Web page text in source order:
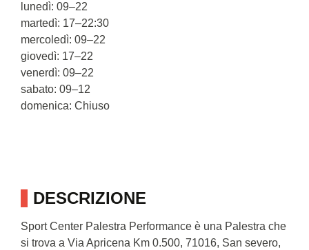
DESCRIZIONE
Sport Center Palestra Performance è una Palestra che
si trova a Via Apricena Km 0.500, 71016, San severo,
lunedì: 09–22
martedì: 17–22:30
mercoledì: 09–22
giovedì: 17–22
venerdì: 09–22
sabato: 09–12
domenica: Chiuso